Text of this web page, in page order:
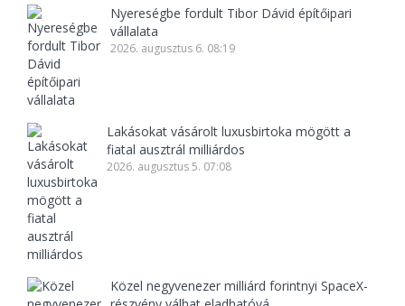
Nyereségbe fordult Tibor Dávid építőipari
vállalata
2026. augusztus 6. 08:19
Lakásokat vásárolt luxusbirtoka mögött a
fiatal ausztrál milliárdos
2026. augusztus 5. 07:08
Közel negyvenezer milliárd forintnyi SpaceX-